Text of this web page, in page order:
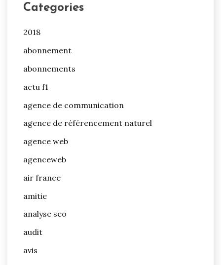
Categories
2018
abonnement
abonnements
actu f1
agence de communication
agence de référencement naturel
agence web
agenceweb
air france
amitie
analyse seo
audit
avis